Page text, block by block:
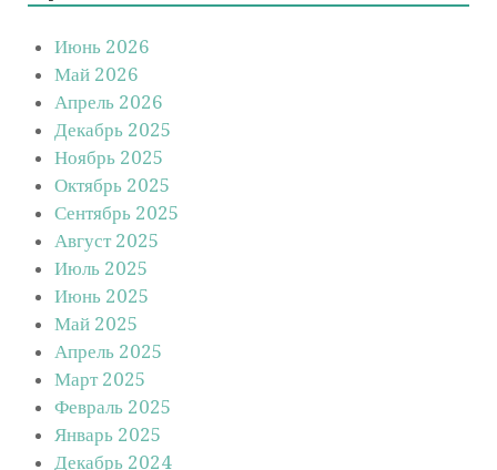
Июнь 2026
Май 2026
Апрель 2026
Декабрь 2025
Ноябрь 2025
Октябрь 2025
Сентябрь 2025
Август 2025
Июль 2025
Июнь 2025
Май 2025
Апрель 2025
Март 2025
Февраль 2025
Январь 2025
Декабрь 2024